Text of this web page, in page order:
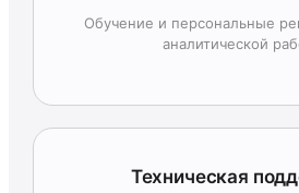
Обучение и персональные
аналитической
Техническая